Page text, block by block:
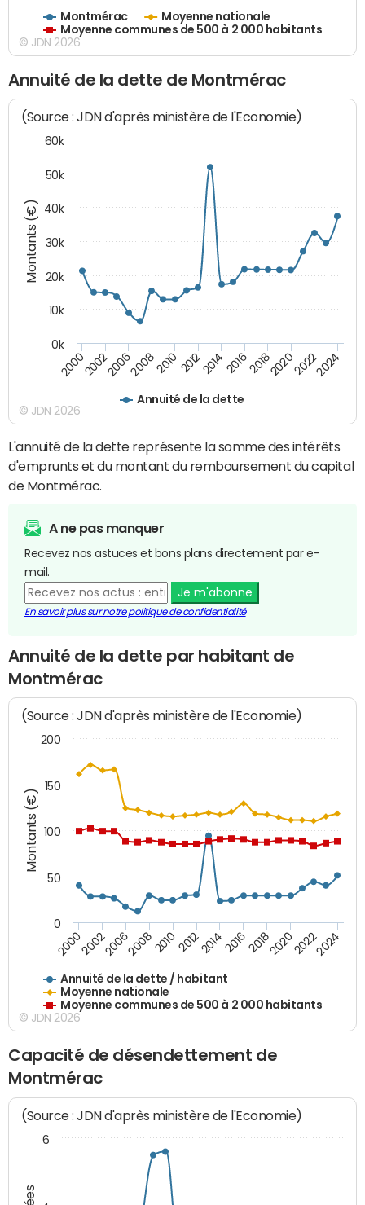
Montmérac
Moyenne nationale
Moyenne communes de 500 à 2 000 habitants
© JDN 2026
Annuité de la dette de Montmérac
Montants (€)
(Source : JDN d'après ministère de l'Economie)
Annuité de la dette
20002002200620082010 2012201420162018202020222024
0k
10k
20k
30k
40k
50k
60k
© JDN 2026
L'annuité de la dette représente la somme des intérêts
d'emprunts et du montant du remboursement du capital
de Montmérac.
A ne pas manquer
Recevez nos astuces et bons plans directement par e-
mail.
Je m'abonne
En savoir plus sur notre politique de confidentialité
Annuité de la dette par habitant de
Montmérac
Montants (€)
(Source : JDN d'après ministère de l'Economie)
Annuité de la dette / habitant
Moyenne nationale
Moyenne communes de 500 à 2 000 habitants
200020022006200820102012201420162018202020222024
0
50
100
150
200
© JDN 2026
Capacité de désendettement de
Montmérac
(Source : JDN d'après ministère de l'Economie)
6